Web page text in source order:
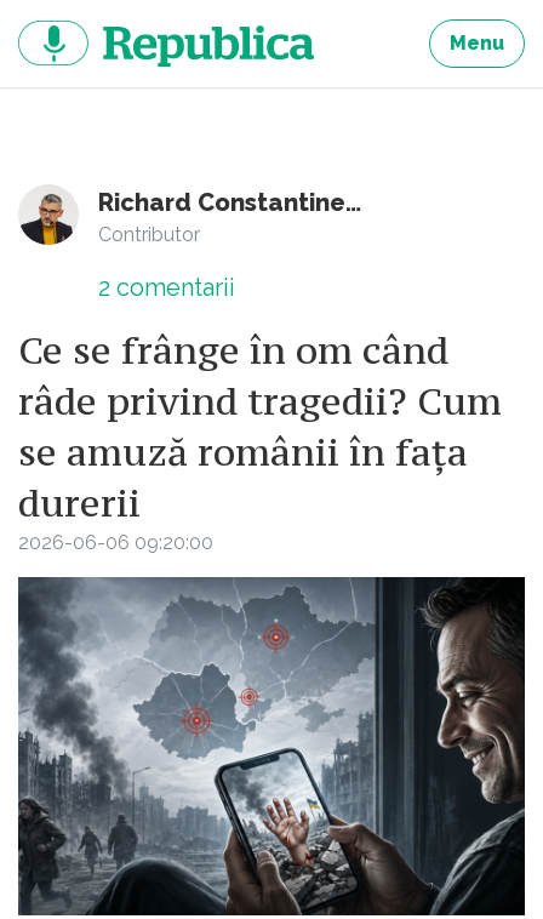
continut
Menu
Richard Constantinescu
Contributor
2 comentarii
Ce se frânge în om când
râde privind tragedii? Cum
se amuză românii în fața
durerii
2026-06-06 09:20:00